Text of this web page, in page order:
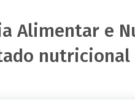
Alimentar e
nutricional